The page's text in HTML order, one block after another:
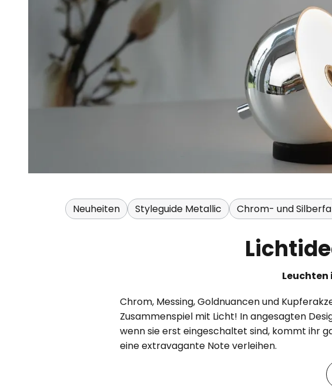
Neuheiten Styleguide Metallic Chrom- und
Leuchten
Chrom, Messing, Goldnuancen und
Zusammenspiel mit Licht! In angesagten
wenn sie erst eingeschaltet sind, kommt ihr
eine extravagante Note verleihen.